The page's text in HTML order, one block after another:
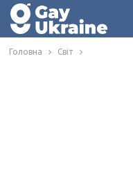
Головна Світ